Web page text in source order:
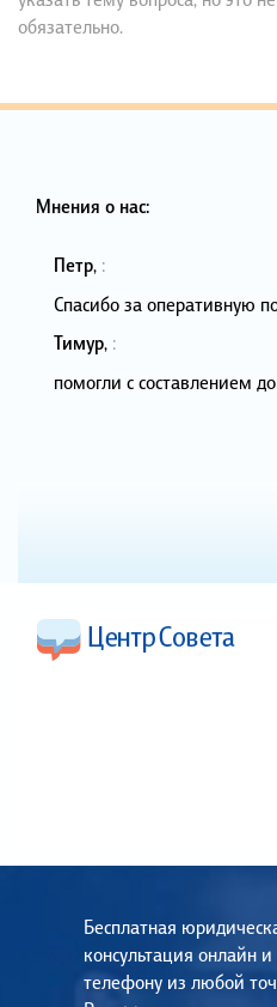
обязательно.
Мнения о нас:
Петр, :
Спасибо за оперативную
Тимур, :
помогли с составлением
Бесплатная
консультация онлайн
телефону из любой